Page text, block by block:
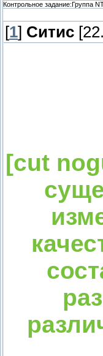
Контрольное задание:Группа
[1] Ситис
[cut